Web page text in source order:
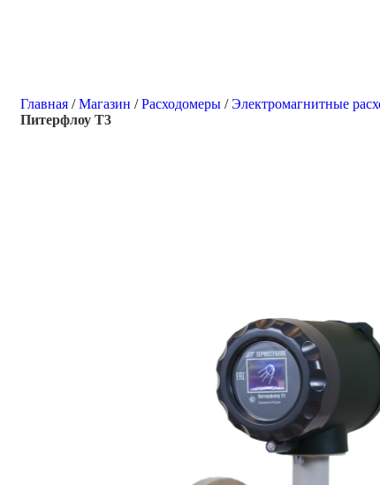
Главная /Магазин /Расходомеры /Электромагнитные
Питерфлоу T3